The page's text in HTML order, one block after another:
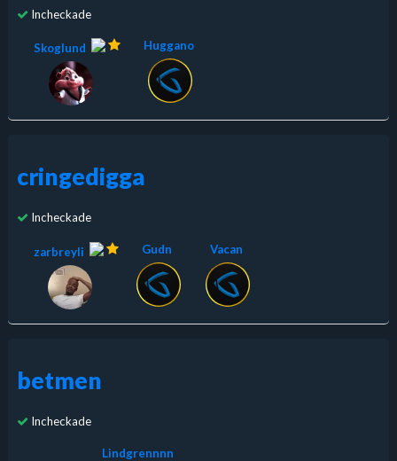
Incheckade
Skoglund Huggano
cringedigga
Incheckade
zarbreyli Gudn Vacan
betmen
Incheckade
Lindgrennnn